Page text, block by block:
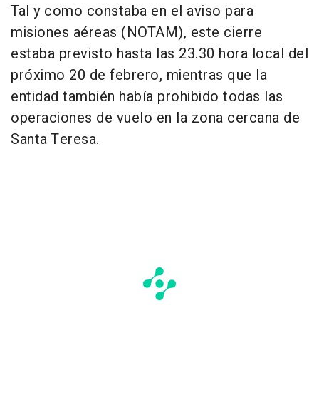
Tal y como constaba en el aviso para
misiones aéreas (NOTAM), este cierre
estaba previsto hasta las 23.30 hora local del
próximo 20 de febrero, mientras que la
entidad también había prohibido todas las
operaciones de vuelo en la zona cercana de
Santa Teresa.